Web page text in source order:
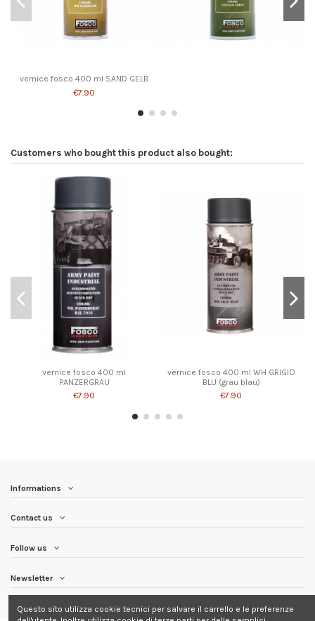
vernice fosco 400 ml SAND GELB
€7.90
Customers who bought this product also bought:
vernice fosco 400 ml
PANZERGRAU
€7.90
vernice fosco 400 ml WH GRIGIO
BLU (grau blau)
€7.90
Informations
Contact us
Follow us
Newsletter
Questo sito utilizza cookie tecnici per salvare il carrello e le preferenze